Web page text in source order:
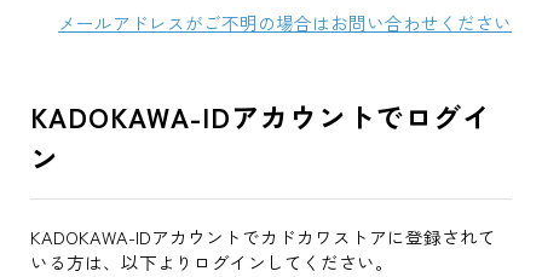
メールアドレスがご不明の場合はお問い合わせください
KADOKAWA-IDアカウントでログイ
ン
KADOKAWA-IDアカウントでカドカワストアに登録されて
いる方は、以下よりログインしてください。